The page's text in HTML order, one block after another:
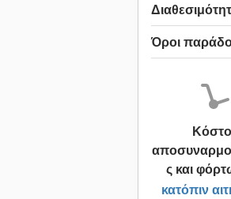
Όροι
ς και
κατόπιν